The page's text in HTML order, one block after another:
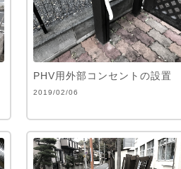
PHV用外部コンセントの設置
2019/02/06